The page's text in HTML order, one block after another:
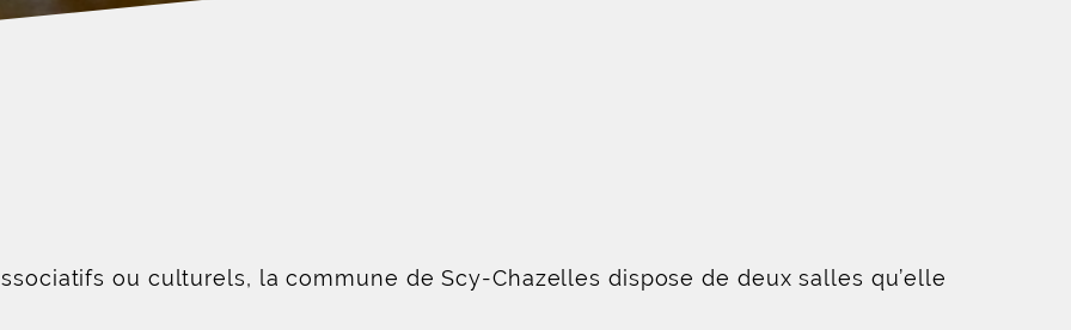
ou culturels, la commune de Scy-Chazelles dispose de deux salles qu’elle